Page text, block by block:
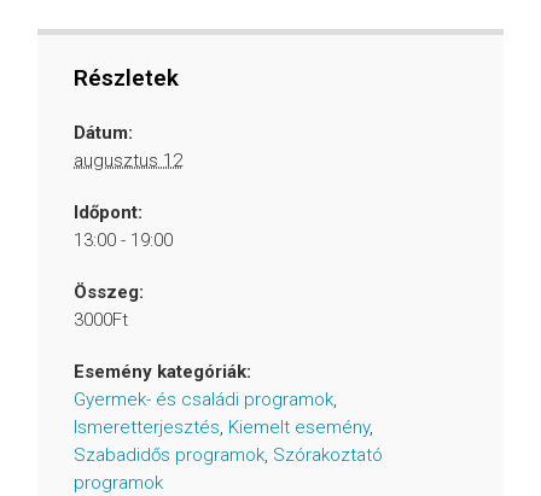
Részletek
Dátum:
augusztus 12
Időpont:
13:00 - 19:00
Összeg:
3000Ft
Esemény kategóriák:
Gyermek- és családi programok,
Ismeretterjesztés, Kiemelt esemény,
Szabadidős programok, Szórakoztató
programok